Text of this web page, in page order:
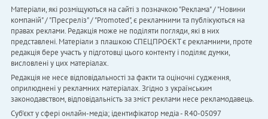
Матеріали, які розміщуються на сайті з позначкою "Реклама" / "Новини
компаній" / "Пресреліз" / "Promoted", є рекламними та публікуються на
правах реклами. Редакція може не поділяти погляди, які в них
представлені. Матеріали з плашкою СПЕЦПРОЄКТ є рекламними, проте
редакція бере участь у підготовці цього контенту і поділяє думки,
висловлені у цих матеріалах.
Редакція не несе відповідальності за факти та оціночні судження,
оприлюднені у рекламних матеріалах. Згідно з українським
законодавством, відповідальність за зміст реклами несе рекламодавець.
Cуб'єкт у сфері онлайн-медіа; ідентифікатор медіа - R40-05097